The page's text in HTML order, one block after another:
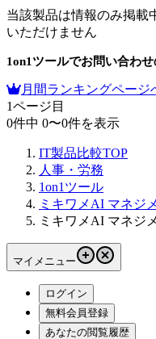
当該製品は情報のみ掲載
いただけません
1on1ツールでお問い合わ
月間ランキングページ
1ページ目
0件中 0〜0件を表示
IT製品比較TOP
人事・労務
1on1ツール
ミキワメAI マネジ
ミキワメAI マネジ
マイメニュー
ログイン
無料会員登録
あなたの閲覧履歴